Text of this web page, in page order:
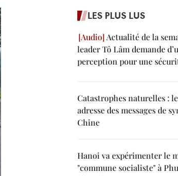
LES PLUS LUS
Actualité de la
leader Tô Lâm demande
perception pour une
Catastrophes naturelles :
adresse des messages de
Chine
Hanoi va expérimenter le
"commune socialiste" à